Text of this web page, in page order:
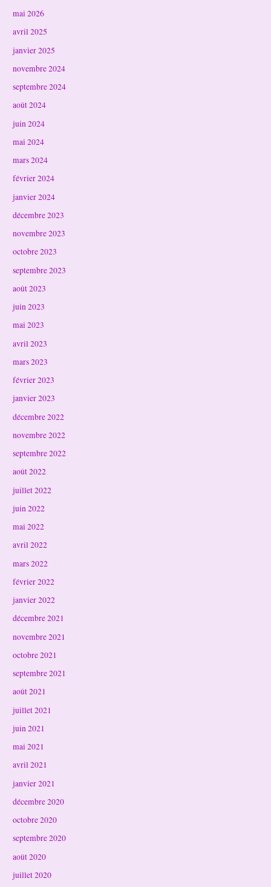
mai 2026
avril 2025
janvier 2025
novembre 2024
septembre 2024
août 2024
juin 2024
mai 2024
mars 2024
février 2024
janvier 2024
décembre 2023
novembre 2023
octobre 2023
septembre 2023
août 2023
juin 2023
mai 2023
avril 2023
mars 2023
février 2023
janvier 2023
décembre 2022
novembre 2022
septembre 2022
août 2022
juillet 2022
juin 2022
mai 2022
avril 2022
mars 2022
février 2022
janvier 2022
décembre 2021
novembre 2021
octobre 2021
septembre 2021
août 2021
juillet 2021
juin 2021
mai 2021
avril 2021
janvier 2021
décembre 2020
octobre 2020
septembre 2020
août 2020
juillet 2020